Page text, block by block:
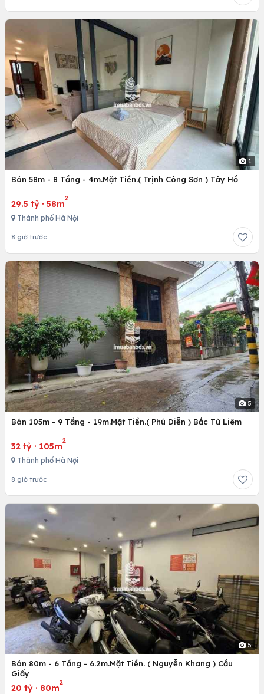
1
Bán 58m - 8 Tầng - 4m.Mặt Tiền.( Trịnh Công Sơn ) Tây Hồ
29.5 tỷ · 58m
2
Thành phố Hà Nội
8 giờ trước
5
Bán 105m - 9 Tầng - 19m.Mặt Tiền.( Phú Diễn ) Bắc Từ Liêm
32 tỷ · 105m
2
Thành phố Hà Nội
8 giờ trước
5
Bán 80m - 6 Tầng - 6.2m.Mặt Tiền. ( Nguyễn Khang ) Cầu
Giấy
20 tỷ · 80m
2